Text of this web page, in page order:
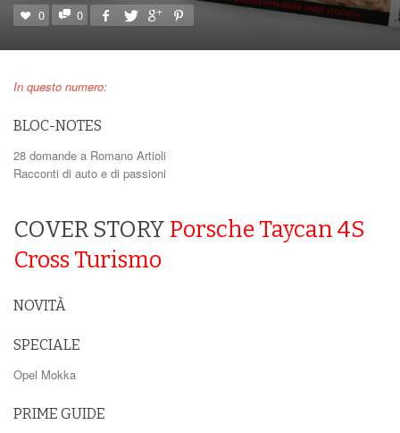
0 0
In questo numero:
BLOC-NOTES
28 domande a Romano Artioli
Racconti di auto e di passioni
COVER STORY Porsche Taycan 4S
Cross Turismo
NOVITÀ
SPECIALE
Opel Mokka
PRIME GUIDE